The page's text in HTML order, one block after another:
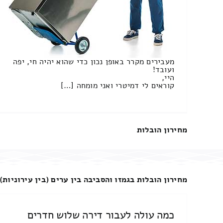
מעבירים מקרר באופן נכון כדי שהוא יהיה חי, יפה
ועובד!
היי,
קוראים לי דמיטרי ואני מומחה […]
מחירון הובלות
מחירון הובלות בגמזו והסביבה בין ערים (בין עירוניות)
כמה עולה לעבור דירה שלוש חדרים